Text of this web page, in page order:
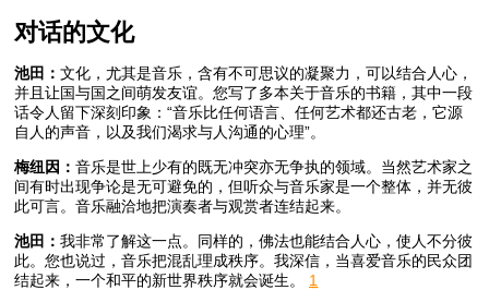
对话的文化
池田：文化，尤其是音乐，含有不可思议的凝聚力，可以结合人心，
并且让国与国之间萌发友谊。您写了多本关于音乐的书籍，其中一段
话令人留下深刻印象：“音乐比任何语言、任何艺术都还古老，它源
自人的声音，以及我们渴求与人沟通的心理”。
梅纽因：音乐是世上少有的既无冲突亦无争执的领域。当然艺术家之
间有时出现争论是无可避免的，但听众与音乐家是一个整体，并无彼
此可言。音乐融洽地把演奏者与观赏者连结起来。
池田：我非常了解这一点。同样的，佛法也能结合人心，使人不分彼
此。您也说过，音乐把混乱理成秩序。我深信，当喜爱音乐的民众团
结起来，一个和平的新世界秩序就会诞生。 1